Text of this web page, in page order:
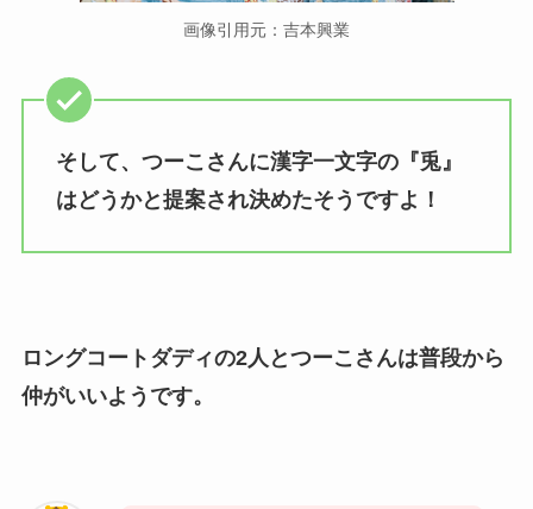
画像引用元：吉本興業
そして、つーこさんに漢字一文字の『兎』
はどうかと提案され決めたそうですよ！
ロングコートダディの2人とつーこさんは普段から
仲がいいようです。